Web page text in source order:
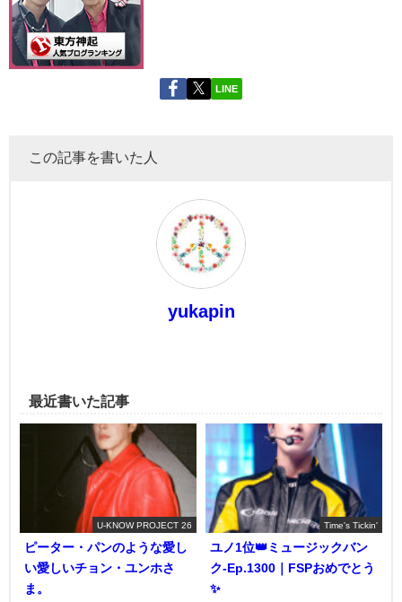
LINE
この記事を書いた人
yukapin
最近書いた記事
U-KNOW PROJECT 26
ピーター・パンのような愛し
い愛しいチョン・ユンホさ
ま。
Time's Tickin'
ユノ1位👑ミュージックバン
ク-Ep.1300｜FSPおめでとう
✨️